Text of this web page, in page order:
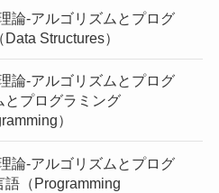
論-アルゴリズムとプログ
Structures）
論-アルゴリズムとプログ
とプログラミング
）
論-アルゴリズムとプログ
語（Programming